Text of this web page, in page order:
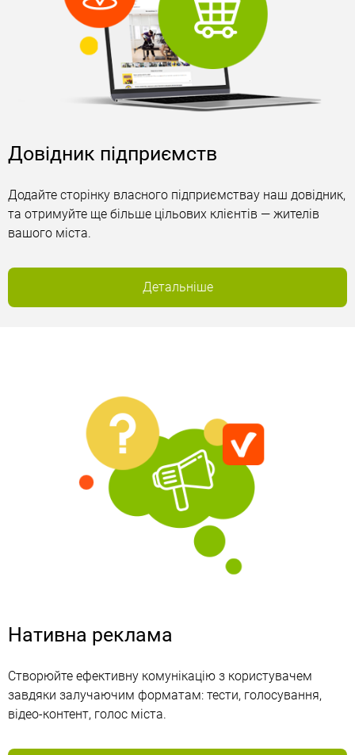
Довідник підприємств
Додайте сторінку власного підприємствау наш довідник,
та отримуйте ще більше цільових клієнтів — жителів
вашого міста.
Детальніше
Нативна реклама
Створюйте ефективну комунікацію з користувачем
завдяки залучаючим форматам: тести, голосування,
відео-контент, голос міста.